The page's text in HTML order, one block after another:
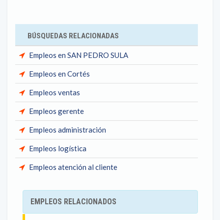
BÚSQUEDAS RELACIONADAS
Empleos en SAN PEDRO SULA
Empleos en Cortés
Empleos ventas
Empleos gerente
Empleos administración
Empleos logística
Empleos atención al cliente
EMPLEOS RELACIONADOS